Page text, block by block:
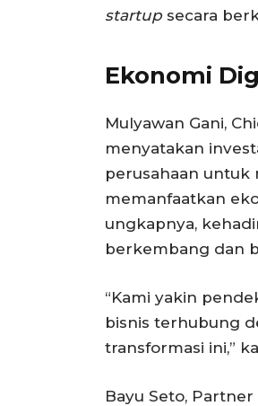
startupsecara
Ekonomi
Mulyawan Gani,
menyatakan
perusahaan untuk
memanfaatkan
ungkapnya,
berkembang dan
“Kami yakin
bisnis terhubung
transformasi ini,”
Bayu Seto,